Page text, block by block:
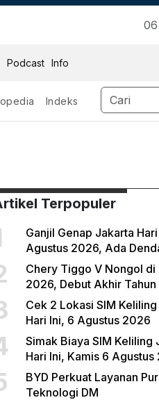
Podcast Info
Indeks
Terpopuler
Ganjil Genap Jakarta
Agustus 2026, Ada
Chery Tiggo V Nongol di
2026, Debut Akhir Tahun
Cek 2 Lokasi SIM
Hari Ini, 6 Agustus 2026
Simak Biaya SIM Keliling
Hari Ini, Kamis 6 Agustus
BYD Perkuat Layanan
Teknologi DM